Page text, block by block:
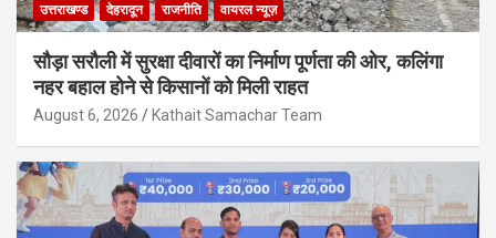
उत्तराखण्ड देहरादून राजनीति वायरल न्यूज़
सौड़ा सरौली में सुरक्षा दीवारों का निर्माण पूर्णता की ओर, कलिंगा
नहर बहाल होने से किसानों को मिली राहत
August 6, 2026 Kathait Samachar Team